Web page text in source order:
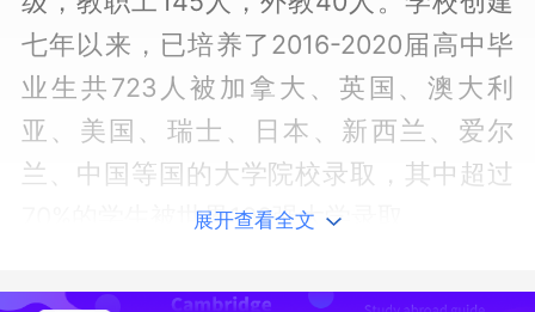
七年以来，已培养了2016-2020届高中毕
业生共723人被加拿大、英国、澳大利
亚、美国、瑞士、日本、新西兰、爱尔
兰、中国等国的大学院校录取，其中超过
70%的学生被世界100强大学录取。
枫叶教育集团规划的长三角枫叶教育
展开查看全文